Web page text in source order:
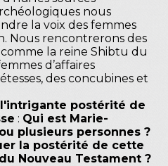
nous
la voix des femmes
Nous rencontrerons des
la reine Shibtu du
d’affaires
des concubines et
postérité de
: Qui est Marie-
plusieurs personnes ?
la postérité de cette
Nouveau Testament ?